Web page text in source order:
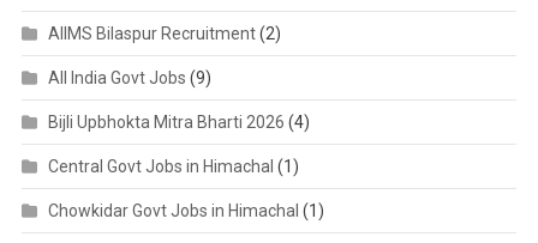
AIIMS Bilaspur Recruitment(2)
All India Govt Jobs (9)
Bijli Upbhokta Mitra Bharti 2026 (4)
Central Govt Jobs in Himachal (1)
Chowkidar Govt Jobs in Himachal (1)